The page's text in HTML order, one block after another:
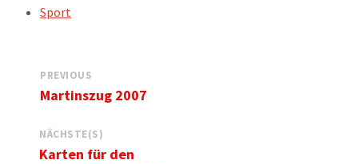
TAGS:Sport
PREVIOUS
Martinszug 2007
NÄCHSTE(S)
Karten für den